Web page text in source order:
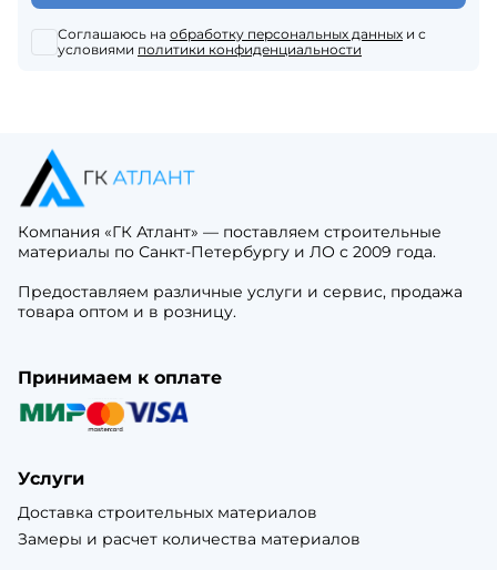
Соглашаюсь на обработку персональных данных и с
условиями политики конфиденциальности
Компания «ГК Атлант» — поставляем строительные
материалы по Санкт-Петербургу и ЛО с 2009 года.
Предоставляем различные услуги и сервис, продажа
товара оптом и в розницу.
Принимаем к оплате
Услуги
Доставка строительных материалов
Замеры и расчет количества материалов